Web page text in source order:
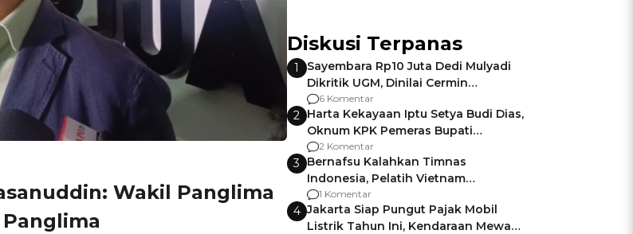
Wakil Panglima
Diskusi Terpanas
1
Sayembara Rp10 Juta Dedi Mulyadi
Dikritik UGM, Dinilai Cermin
Gagalnya Negara Jamin Keamanan
6 Komentar
2 Harta Kekayaan Iptu Setya Budi Dias,
Oknum KPK Pemeras Bupati
Pemalang
2 Komentar
3 Bernafsu Kalahkan Timnas
Indonesia, Pelatih Vietnam
Berencana Pakai Jimat di Pakansari
1 Komentar
4 Jakarta Siap Pungut Pajak Mobil
Listrik Tahun Ini, Kendaraan Mewah